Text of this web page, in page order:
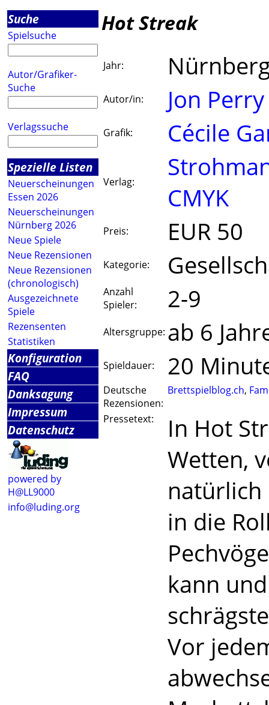
Suche
Spielsuche
Autor/Grafiker-
Suche
Verlagssuche
Spezielle Listen
Neuerscheinungen
Essen 2026
Neuerscheinungen
Nürnberg 2026
Neue Spiele
Neue Rezensionen
Neue Rezensionen
(chronologisch)
Ausgezeichnete
Spiele
Rezensenten
Statistiken
Konfiguration
FAQ
Danksagung
Impressum
Datenschutz
powered by
H@LL9000
info@luding.org
Hot Streak
Jahr:
Autor/in: Jon Perry
Grafik: Cécile
Verlag:
CMYK
Preis: EUR 50
Kategorie:
Anzahl
Spieler:
2-9
Altersgruppe: ab 6
Spieldauer: 20
Deutsche
Rezensionen:
Brettspielblog.ch,
Pressetext:
In Hot
Wetten,
natürlich
in die
kann
Vor